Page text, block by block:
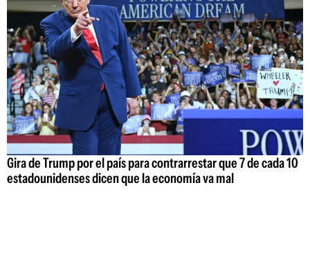
Gira de Trump por el país para contrarrestar que 7 de cada 10
estadounidenses dicen que la economía va mal